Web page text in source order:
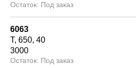
Под заказ
6063
Т 650 40
3000
Под заказ